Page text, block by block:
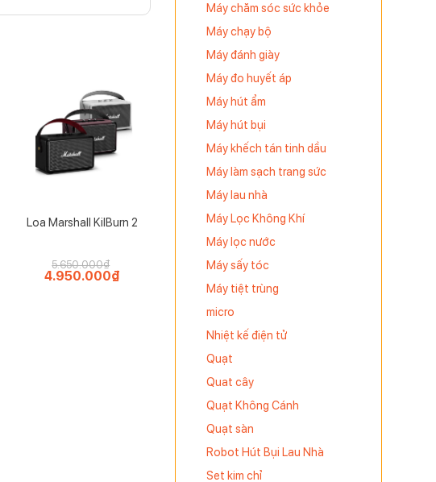
Máy chăm sóc sức khỏe
Máy chạy bộ
Máy đánh giày
Máy đo huyết áp
Máy hút ẩm
Máy hút bụi
Máy khếch tán tinh dầu
Máy làm sạch trang sức
Máy lau nhà
Máy Lọc Không Khí
Máy lọc nước
Máy sấy tóc
Máy tiệt trùng
micro
Nhiệt kế điện tử
Quạt
Quat cây
Quạt Không Cánh
Quạt sàn
Robot Hút Bụi Lau Nhà
Set kim chỉ
Loa Marshall KilBurn 2
5.650.000₫
Giá
4.950.000₫